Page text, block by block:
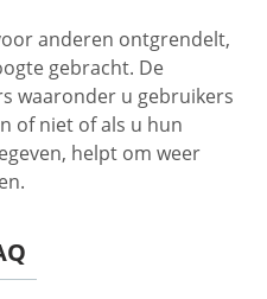
anderen ontgrendelt,
gebracht. De
waaronder u gebruikers
of niet of als u hun
helpt om weer